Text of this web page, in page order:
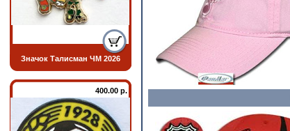
Значок Талисман ЧМ 2026
400.00 р.